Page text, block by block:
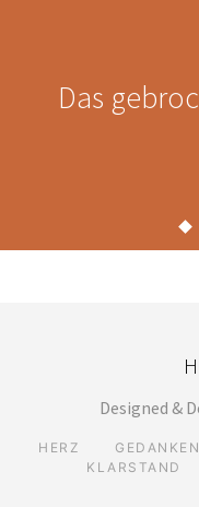
Das
HERZ GEDANKEN
KLARSTAND
Designed &